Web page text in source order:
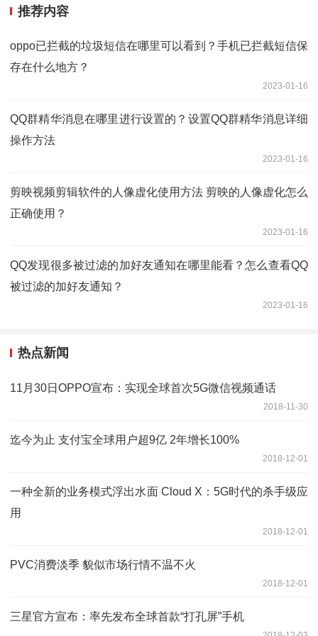
推荐内容
oppo已拦截的垃圾短信在哪里可以看到？手机已拦截短信保
存在什么地方？
2023-01-16
QQ群精华消息在哪里进行设置的？设置QQ群精华消息详细
操作方法
2023-01-16
剪映视频剪辑软件的人像虚化使用方法 剪映的人像虚化怎么
正确使用？
2023-01-16
QQ发现很多被过滤的加好友通知在哪里能看？怎么查看QQ
被过滤的加好友通知？
2023-01-16
热点新闻
11月30日OPPO宣布：实现全球首次5G微信视频通话
2018-11-30
迄今为止 支付宝全球用户超9亿 2年增长100%
2018-12-01
一种全新的业务模式浮出水面 Cloud X：5G时代的杀手级应
用
2018-12-01
PVC消费淡季 貌似市场行情不温不火
2018-12-01
三星官方宣布：率先发布全球首款“打孔屏”手机